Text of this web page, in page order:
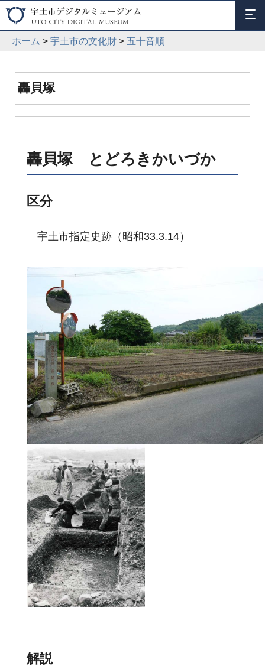
ホーム > 宇土市の文化財 > 五十音順
轟貝塚
轟貝塚 とどろきかいづか
区分
宇土市指定史跡（昭和33.3.14）
解説